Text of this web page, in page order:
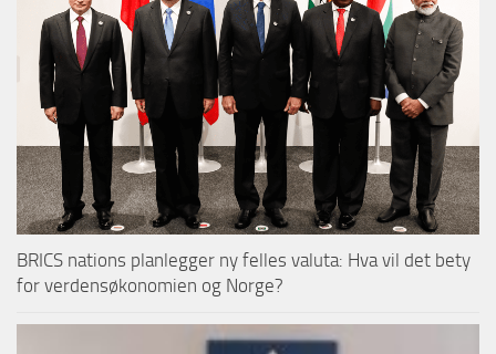
BRICS nations planlegger ny felles valuta: Hva vil det bety
for verdensøkonomien og Norge?